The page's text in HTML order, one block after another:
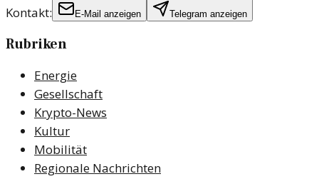
Kontakt: E-Mail anzeigen Telegram anzeigen
Rubriken
Energie
Gesellschaft
Krypto-News
Kultur
Mobilität
Regionale Nachrichten